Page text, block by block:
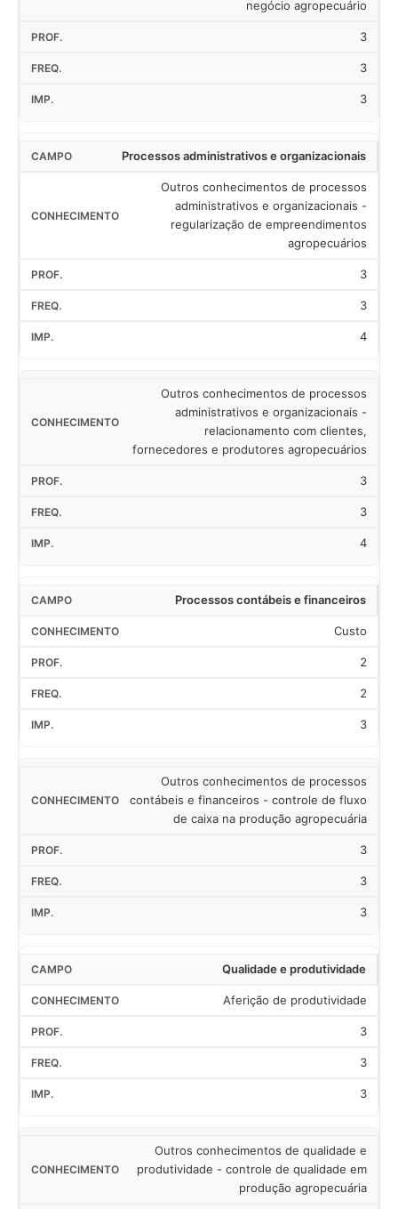
negócio agropecuário
3
3
3
Processos administrativos e organizacionais
Outros conhecimentos de processos
administrativos e organizacionais -
regularização de empreendimentos
agropecuários
3
3
4
Outros conhecimentos de processos
administrativos e organizacionais -
relacionamento com clientes,
fornecedores e produtores agropecuários
3
3
4
Processos contábeis e financeiros
Custo
2
2
3
Outros conhecimentos de processos
contábeis e financeiros - controle de fluxo
de caixa na produção agropecuária
3
3
3
Qualidade e produtividade
Aferição de produtividade
3
3
3
Outros conhecimentos de qualidade e
produtividade - controle de qualidade em
produção agropecuária